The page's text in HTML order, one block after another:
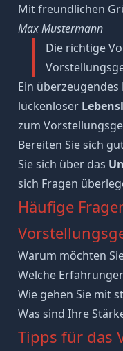
Mit freundlichen
Max Mustermann
Die richtige
Ein überzeugendes
lückenloser
zum
Bereiten Sie sich
Sie sich über das
sich Fragen
Häufige
Warum möchten
Welche
Wie gehen Sie mit
Was sind Ihre
Tipps für das